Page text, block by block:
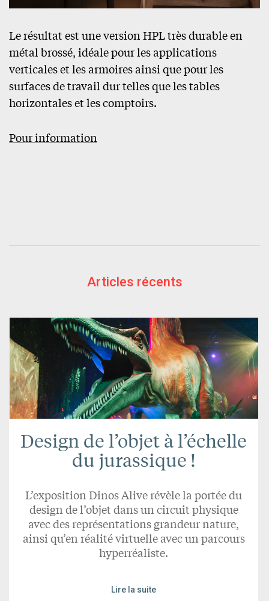
Le résultat est une version HPL très durable en
métal brossé, idéale pour les applications
verticales et les armoires ainsi que pour les
surfaces de travail dur telles que les tables
horizontales et les comptoirs.
Pour information
Articles récents
Design de l’objet à l’échelle
du jurassique !
L’exposition Dinos Alive révèle la portée du
design de l’objet dans un circuit physique
avec des représentations grandeur nature,
ainsi qu’en réalité virtuelle avec un parcours
hyperréaliste.
Lire la suite